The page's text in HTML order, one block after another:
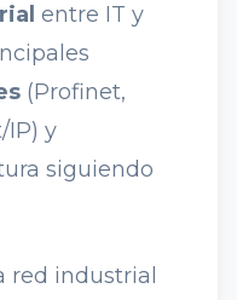
entre IT y
(Profinet,
IP) y
siguiendo
red industrial